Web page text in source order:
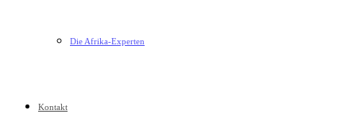
Die Afrika-Experten
Kontakt